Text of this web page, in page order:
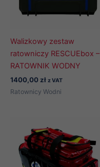
Walizkowy zestaw
ratowniczy RESCUEbox –
RATOWNIK WODNY
1400,00 zł z VAT
Ratownicy Wodni